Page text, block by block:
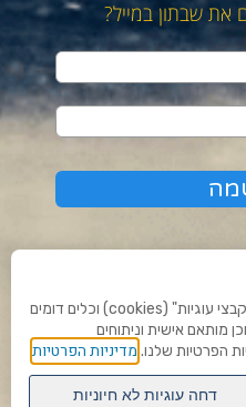
את שבתון במייל?
פרטיות
לידיעתכם, באתר זה נעשה שימוש ב"קבצי עוגיות" (cookies) וכלים דומים
מותאם אישית וניתוחים
הפרטיות שלנו. מדיניות הפרטיות
דחה עוגיות לא חיוניות